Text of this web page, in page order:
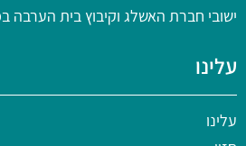
ישובי חברת האשלג וקיבוץ בית
עלינו
עלינו